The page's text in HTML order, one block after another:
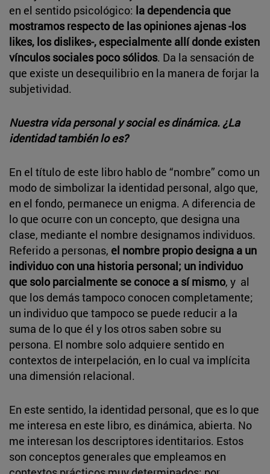
en el sentido psicológico: la dependencia que
mostramos respecto de las opiniones ajenas -los
likes, los dislikes-, especialmente allí donde existen
vínculos sociales poco sólidos. Da la sensación de
que existe un desequilibrio en la manera de forjar la
subjetividad.
Nuestra vida personal y social es dinámica. ¿La
identidad también lo es?
En el título de este libro hablo de “nombre” como un
modo de simbolizar la identidad personal, algo que,
en el fondo, permanece un enigma. A diferencia de
lo que ocurre con un concepto, que designa una
clase, mediante el nombre designamos individuos.
Referido a personas, el nombre propio designa a un
individuo con una historia personal; un individuo
que solo parcialmente se conoce a sí mismo, y al
que los demás tampoco conocen completamente;
un individuo que tampoco se puede reducir a la
suma de lo que él y los otros saben sobre su
persona. El nombre solo adquiere sentido en
contextos de interpelación, en lo cual va implícita
una dimensión relacional.
En este sentido, la identidad personal, que es lo que
me interesa en este libro, es dinámica, abierta. No
me interesan los descriptores identitarios. Estos
son conceptos generales que empleamos en